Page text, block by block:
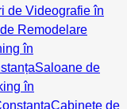
de Videografie în
Remodelare
în
Saloane de
în
Cabinete de